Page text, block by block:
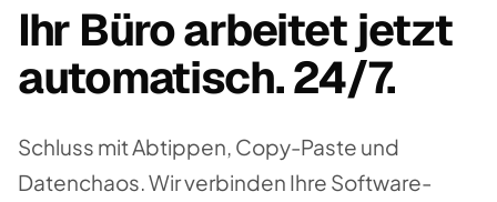
Ihr Büro arbeitet jetzt
automatisch. 24/7.
Schluss mit Abtippen, Copy-Paste und
Datenchaos. Wir verbinden Ihre Software-